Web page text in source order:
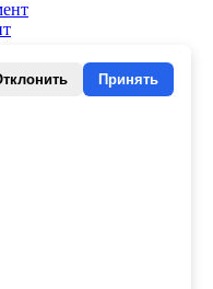
и стержни
и пены
Принять